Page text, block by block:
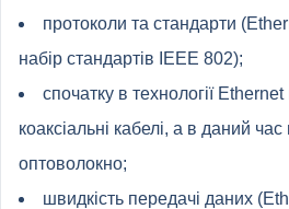
протоколи та стандарти
набір стандартів IEEE 802);
спочатку в технології
коаксіальні кабелі, а в даний
оптоволокно;
швидкість передачі даних